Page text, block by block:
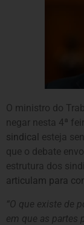
O ministro do
negar nesta 4ª
sindical esteja
que o debate
estrutura dos
articulam para
“O que existe de
em que as partes